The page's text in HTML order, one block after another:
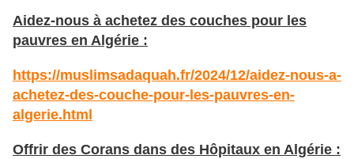
Aidez-nous à achetez des couches pour les
pauvres en Algérie :
https://muslimsadaquah.fr/2024/12/aidez-nous-a-
achetez-des-couche-pour-les-pauvres-en-
algerie.html
Offrir des Corans dans des Hôpitaux en Algérie :